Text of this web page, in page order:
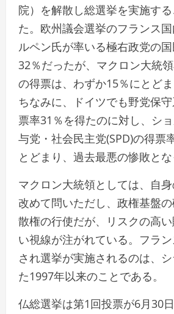
院）を解散し総選挙を実施す
た。欧州議会選挙のフランス国
ルペン氏が率いる極右政党の
32％だったが、マクロン大統
の得票は、わずか15％にとどま
ちなみに、ドイツでも野党保
票率31％を得たのに対し、シ
与党・社会民主党(SPD)の得票
とどまり、過去最悪の惨敗とな
マクロン大統領としては、自
改めて問いただし、政権基盤
散権の行使だが、リスクの高
い視線が注がれている。フラ
され選挙が実施されるのは、
た1997年以来のことである。
仏総選挙は第1回投票が6月30